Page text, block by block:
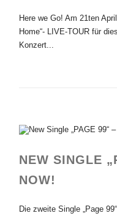
Here we Go! Am 21ten
Home“- LIVE-TOUR für
Konzert...
NEW SINGLE
NOW!
Die zweite Single „Page